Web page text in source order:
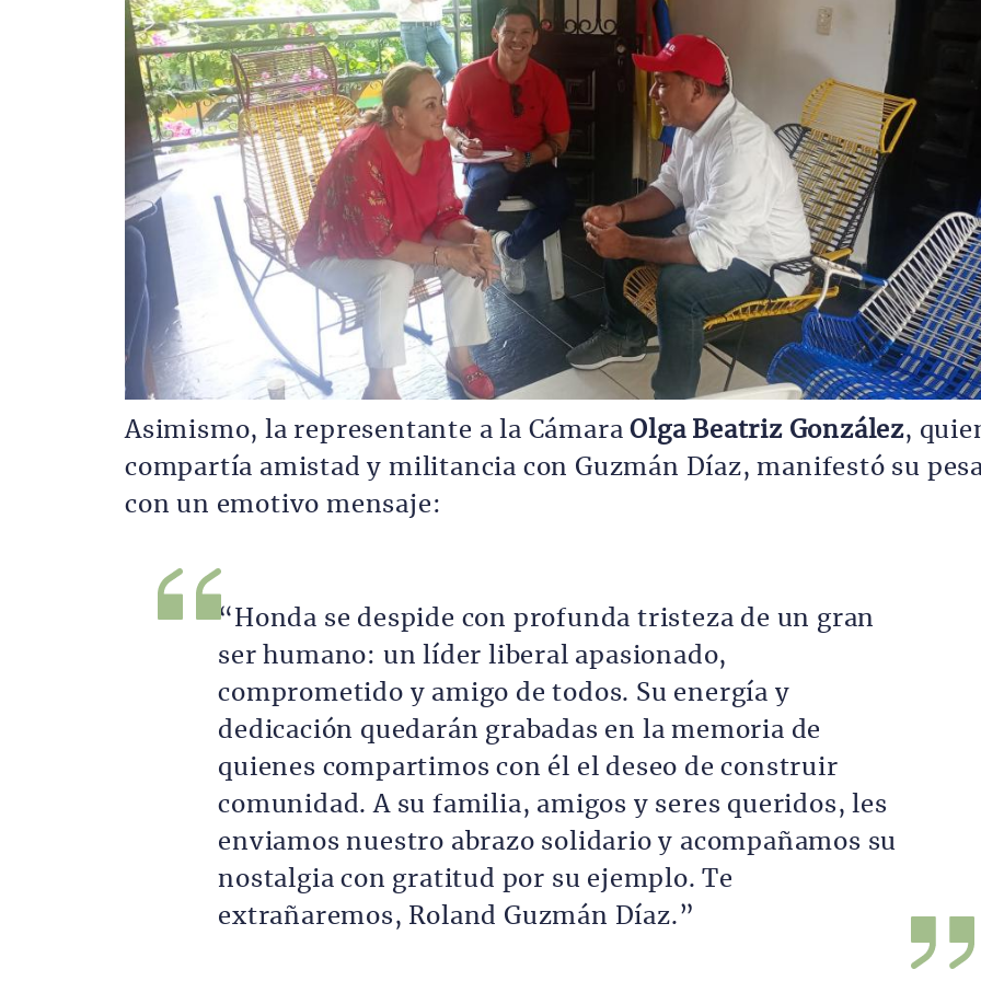
Asimismo, la representante a la CámaraOlga Beatriz González,
compartía amistad y militancia con Guzmán Díaz, manifestó su
con un emotivo mensaje:
“Honda se despide con profunda tristeza de un gran
ser humano: un líder liberal apasionado,
comprometido y amigo de todos. Su energía y
dedicación quedarán grabadas en la memoria de
quienes compartimos con él el deseo de construir
comunidad. A su familia, amigos y seres queridos, les
enviamos nuestro abrazo solidario y acompañamos su
nostalgia con gratitud por su ejemplo. Te
extrañaremos, Roland Guzmán Díaz.”